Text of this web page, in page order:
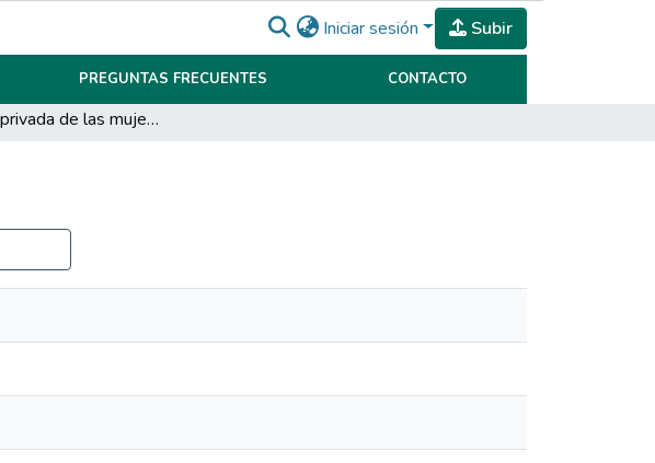
Iniciar sesión Subir
PREGUNTAS FRECUENTES CONTACTO
La vida privada de las mujeres